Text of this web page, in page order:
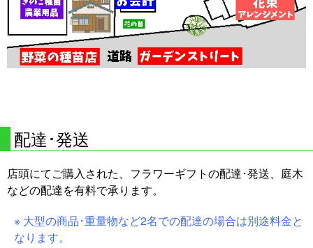
配達･発送
店頭にてご購入された、フラワーギフトの配達･発送、庭木
などの配達を有料で承ります。
※ 大型の商品･重量物など2名での配達の場合は別途料金と
なります。